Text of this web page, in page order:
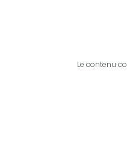
Le contenu